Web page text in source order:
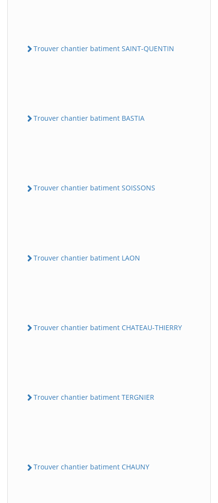
Trouver chantier batiment SAINT-QUENTIN
Trouver chantier batiment BASTIA
Trouver chantier batiment SOISSONS
Trouver chantier batiment LAON
Trouver chantier batiment CHATEAU-THIERRY
Trouver chantier batiment TERGNIER
Trouver chantier batiment CHAUNY